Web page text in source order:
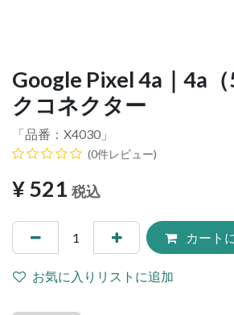
Google Pixel 4a｜4a
クコネクター
「品番： X4030 」
(0件レビュー)
¥521 税込
カート
お気に入りリストに追加